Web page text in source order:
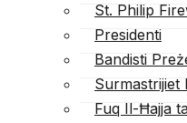
St. Philip
Presidenti
Bandisti
Surmastrijiet
Fuq Il-Ħajja